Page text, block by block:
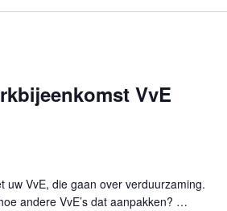
VvE
uw VvE, die gaan over verduurzaming.
andere VvE’s dat aanpakken? …